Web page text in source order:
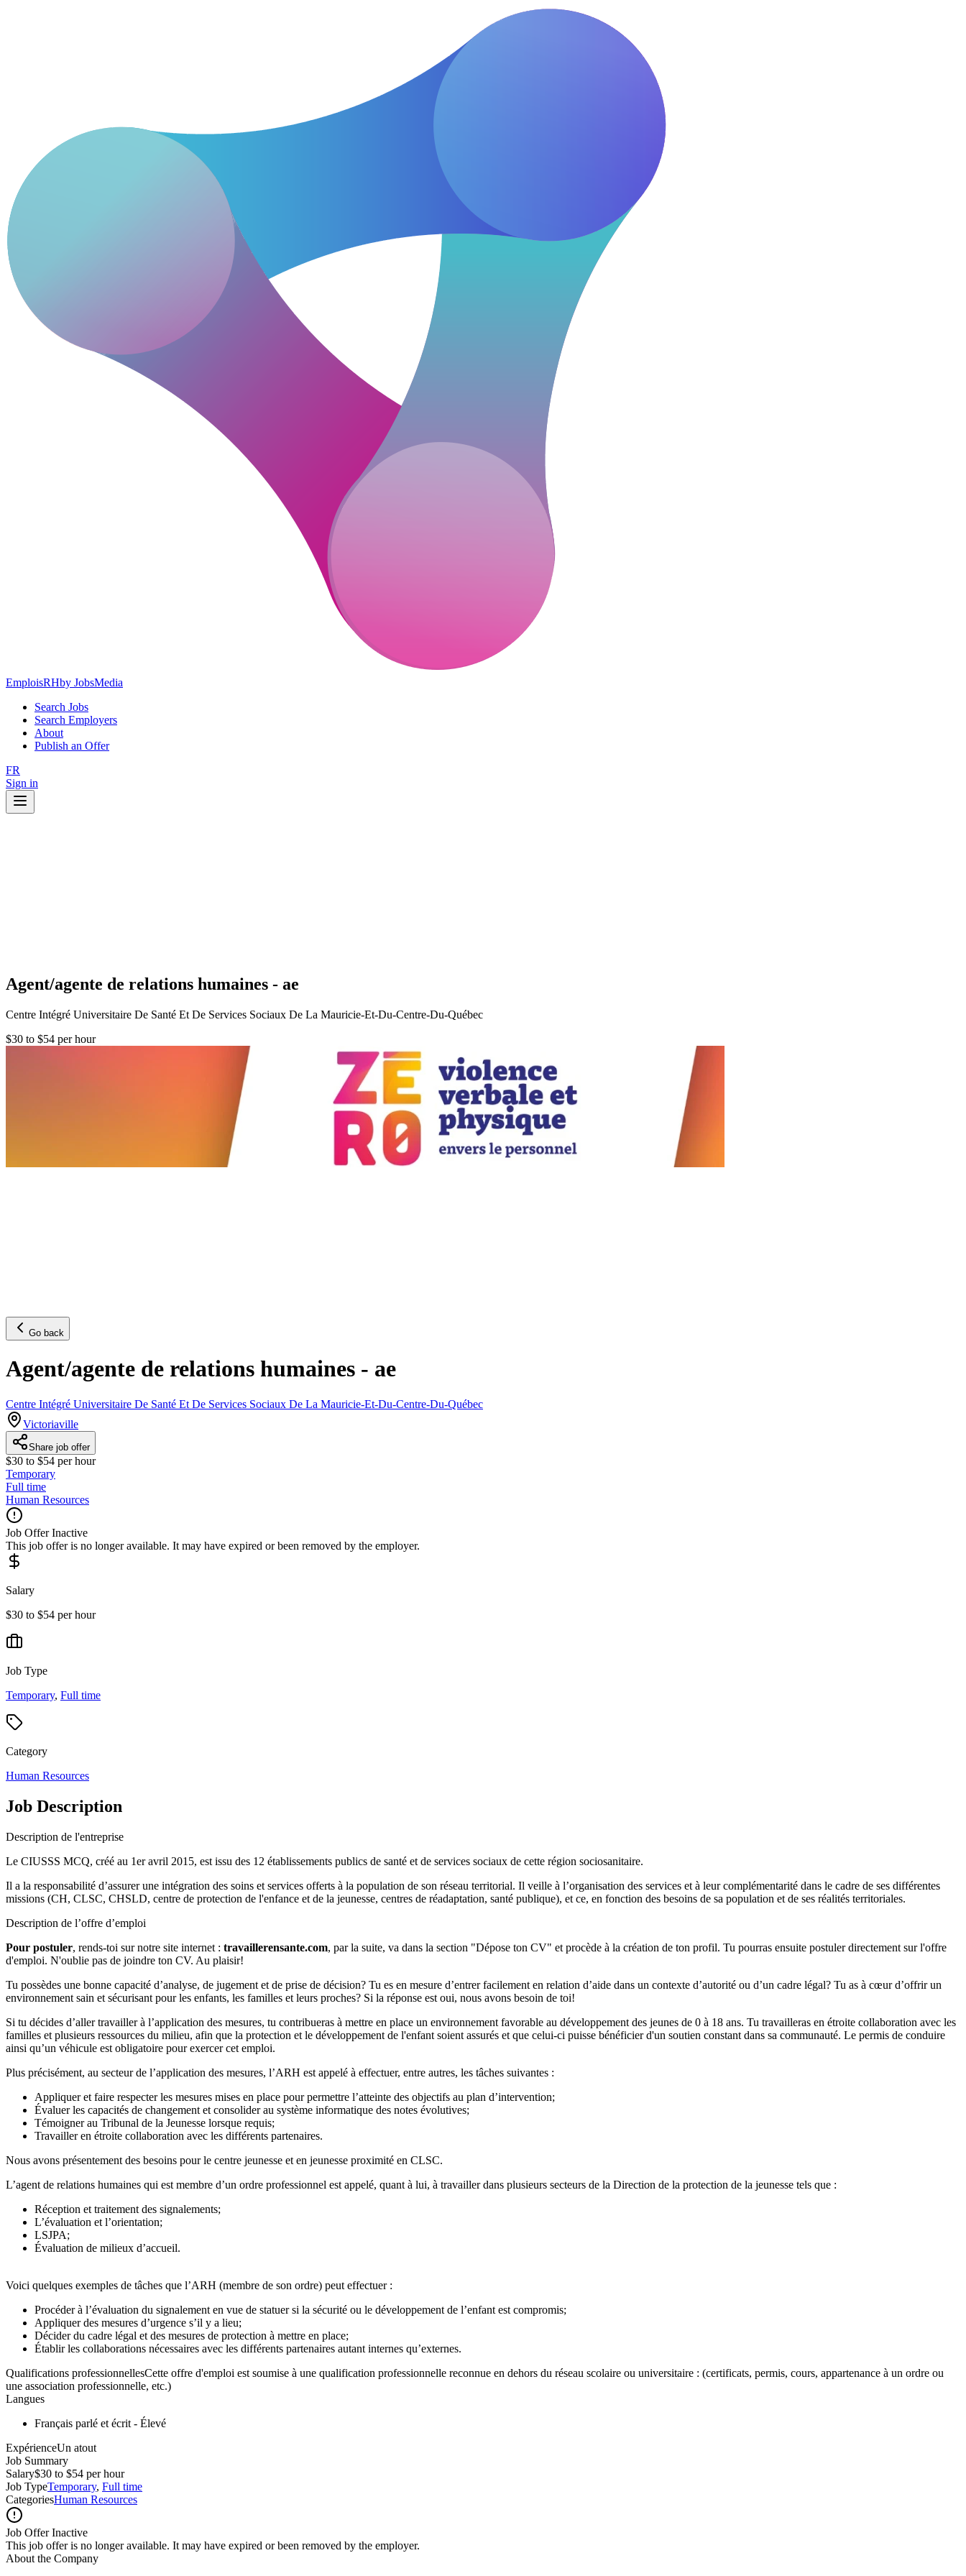
EmploisRHby JobsMedia
Search Jobs
Search Employers
About
Publish an Offer
FR
Sign in
Agent/agente de relations humaines - ae
Centre Intégré Universitaire De Santé Et De Services Sociaux De La Mauricie-Et-Du-Centre-Du-Québec
$30 to $54 per hour
Go back
Agent/agente de relations humaines - ae
Centre Intégré Universitaire De Santé Et De Services Sociaux De La Mauricie-Et-Du-Centre-Du-Québec
Victoriaville
Share job offer
$30 to $54 per hour
Temporary
Full time
Human Resources
Job Offer Inactive
This job offer is no longer available. It may have expired or been removed by the employer.
Salary
$30 to $54 per hour
Job Type
Temporary, Full time
Category
Human Resources
Job Description
Description de l'entreprise
Le CIUSSS MCQ, créé au 1er avril 2015, est issu des 12 établissements publics de santé et de services sociaux de cette région sociosanitaire.
Il a la responsabilité d’assurer une intégration des soins et services offerts à la population de son réseau territorial. Il veille à l’organisation des services et à leur complémentarité dans le cadre de ses différentes
missions (CH, CLSC, CHSLD, centre de protection de l'enfance et de la jeunesse, centres de réadaptation, santé publique), et ce, en fonction des besoins de sa population et de ses réalités territoriales.
Description de l’offre d’emploi
Pour postuler, rends-toi sur notre site internet : travaillerensante.com, par la suite, va dans la section "Dépose ton CV" et procède à la création de ton profil. Tu pourras ensuite postuler directement sur l'offre
d'emploi. N'oublie pas de joindre ton CV. Au plaisir!
Tu possèdes une bonne capacité d’analyse, de jugement et de prise de décision? Tu es en mesure d’entrer facilement en relation d’aide dans un contexte d’autorité ou d’un cadre légal? Tu as à cœur d’offrir un
environnement sain et sécurisant pour les enfants, les familles et leurs proches? Si la réponse est oui, nous avons besoin de toi!
Si tu décides d’aller travailler à l’application des mesures, tu contribueras à mettre en place un environnement favorable au développement des jeunes de 0 à 18 ans. Tu travailleras en étroite collaboration avec les
familles et plusieurs ressources du milieu, afin que la protection et le développement de l'enfant soient assurés et que celui-ci puisse bénéficier d'un soutien constant dans sa communauté. Le permis de conduire
ainsi qu’un véhicule est obligatoire pour exercer cet emploi.
Plus précisément, au secteur de l’application des mesures, l’ARH est appelé à effectuer, entre autres, les tâches suivantes :
Appliquer et faire respecter les mesures mises en place pour permettre l’atteinte des objectifs au plan d’intervention;
Évaluer les capacités de changement et consolider au système informatique des notes évolutives;
Témoigner au Tribunal de la Jeunesse lorsque requis;
Travailler en étroite collaboration avec les différents partenaires.
Nous avons présentement des besoins pour le centre jeunesse et en jeunesse proximité en CLSC.
L’agent de relations humaines qui est membre d’un ordre professionnel est appelé, quant à lui, à travailler dans plusieurs secteurs de la Direction de la protection de la jeunesse tels que :
Réception et traitement des signalements;
L’évaluation et l’orientation;
LSJPA;
Évaluation de milieux d’accueil.
Voici quelques exemples de tâches que l’ARH (membre de son ordre) peut effectuer :
Procéder à l’évaluation du signalement en vue de statuer si la sécurité ou le développement de l’enfant est compromis;
Appliquer des mesures d’urgence s’il y a lieu;
Décider du cadre légal et des mesures de protection à mettre en place;
Établir les collaborations nécessaires avec les différents partenaires autant internes qu’externes.
Qualifications professionnellesCette offre d'emploi est soumise à une qualification professionnelle reconnue en dehors du réseau scolaire ou universitaire : (certificats, permis, cours, appartenance à un ordre ou
une association professionnelle, etc.)
Langues
Français parlé et écrit - Élevé
ExpérienceUn atout
Job Summary
Salary$30 to $54 per hour
Job TypeTemporary, Full time
CategoriesHuman Resources
Job Offer Inactive
This job offer is no longer available. It may have expired or been removed by the employer.
About the Company